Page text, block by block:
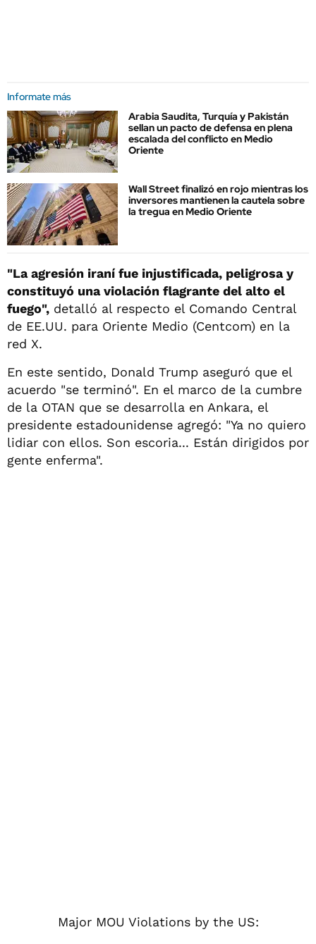
Informate más
Arabia Saudita, Turquía y Pakistán
sellan un pacto de defensa en plena
escalada del conflicto en Medio
Oriente
Wall Street finalizó en rojo mientras los
inversores mantienen la cautela sobre
la tregua en Medio Oriente
"La agresión iraní fue injustificada, peligrosa y
constituyó una violación flagrante del alto el
fuego", detalló al respecto el Comando Central
de EE.UU. para Oriente Medio (Centcom) en la
red X.
En este sentido, Donald Trump aseguró que el
acuerdo "se terminó". En el marco de la cumbre
de la OTAN que se desarrolla en Ankara, el
presidente estadounidense agregó: "Ya no quiero
lidiar con ellos. Son escoria... Están dirigidos por
gente enferma".
Major MOU Violations by the US: